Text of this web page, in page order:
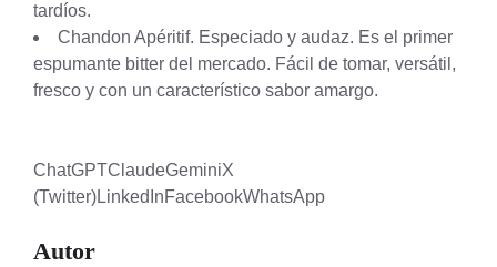
tardíos.
Chandon Apéritif. Especiado y audaz. Es el primer
espumante bitter del mercado. Fácil de tomar, versátil,
fresco y con un característico sabor amargo.
ChatGPTClaudeGeminiX
(Twitter)LinkedInFacebookWhatsApp
Autor